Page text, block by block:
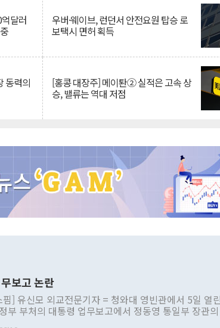
달러 우버·웨이브, 런던서 안전요원 탑승 로
보택시 면허 획득
동력의 [홍콩 대장주] 메이퇀② 실적은 고속 상
승, 밸류는 역대 저점
보고 논란
] 유신모 외교전문기자 = 청와대 영빈관에서 5일 열
부 부처의 대통령 업무보고에서 정동영 통일부 장관